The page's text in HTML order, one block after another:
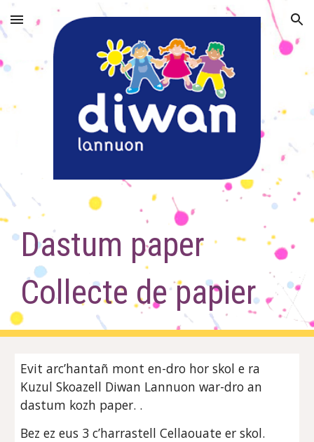
Skip to main content Skip to navigation
Dastum paper
Collecte de papier
Evit arc’hantañ mont en-dro hor skol e ra
Kuzul Skoazell Diwan Lannuon war-dro an
dastum kozh paper. .
Bez ez eus 3 c’harrastell Cellaouate er skol.